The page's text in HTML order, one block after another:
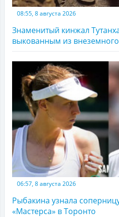
08:55, 8 августа 2026
Знаменитый кинжал
выкованным из
06:57, 8 августа 2026
Рыбакина узнала
«Мастерса» в Торонто